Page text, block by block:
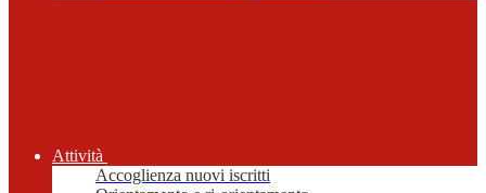
Attività
Accoglienza nuovi iscritti